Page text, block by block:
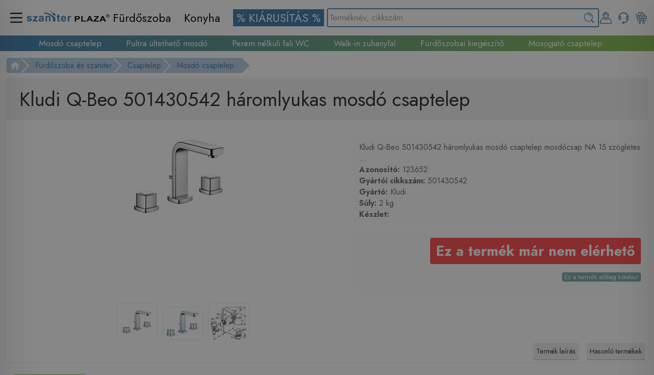
Fürdőszoba Konyha % KIÁRUSÍTÁS %
Mosdó csaptelep Pultra ültethető mosdó Perem nélküli fali WC Walk-in zuhanyfal Fürdőszobai kiegészítő
Mosogató csaptelep
Fürdőszoba és szaniter Csaptelep Mosdó csaptelep
Kludi Q-Beo 501430542 háromlyukas mosdó csaptelep
Kludi Q-Beo 501430542 háromlyukas mosdó csaptelep mosdócsap NA 15 szögletes
...
Azonosító: 123652
Gyártói cikkszám: 501430542
Gyártó: Kludi
Súly: 2 kg
Készlet:
Ez a termék már nem elérhető
Ez a termék előleg köteles!
Termék leírás Hasonló termékek